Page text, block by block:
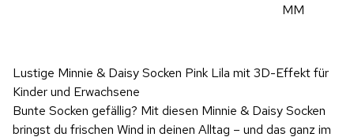
MM
Lustige Minnie & Daisy Socken Pink Lila mit 3D-Effekt für
Kinder und Erwachsene
Bunte Socken gefällig? Mit diesen Minnie & Daisy Socken
bringst du frischen Wind in deinen Alltag – und das ganz im